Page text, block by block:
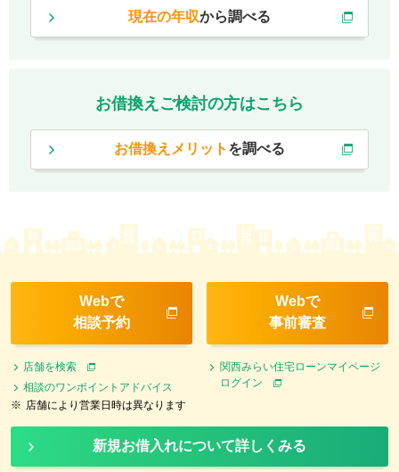
現在の年収から調べる
お借換えご検討の方はこちら
お借換えメリット を調べる
Webで
相談予約
店舗を検索
相談のワンポイントアドバイス
※ 店舗により営業日時は異なります
Webで
事前審査
関西みらい住宅ローンマイページ
ログイン
新規お借入れについて詳しくみる